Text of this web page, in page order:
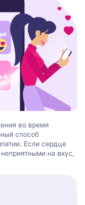
во время
способ
Если сердце
на вкус,